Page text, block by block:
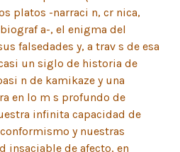
platos -narraci n, cr nica,
a-, el enigma del
falsedades y, a trav s de esa
un siglo de historia de
n de kamikaze y una
en lo m s profundo de
infinita capacidad de
y nuestras
insaciable de afecto, en